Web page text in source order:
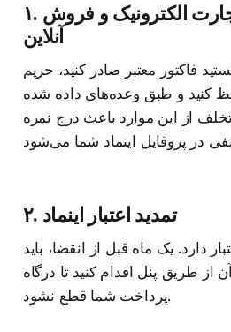
۱. رعایت قوانین تجارت الکترونیک و فروش
آنلاین
فاکتور معتبر صادر کنید، حریم
کنید و طبق وعده‌های داده شده
تخلف از این موارد باعث درج نمره
۲. تمدید اعتبار اینماد
۲ سال اعتبار دارد. یک ماه قبل از انقضا، باید
از طریق پنل اقدام کنید تا درگاه
پرداخت شما قطع نشود.